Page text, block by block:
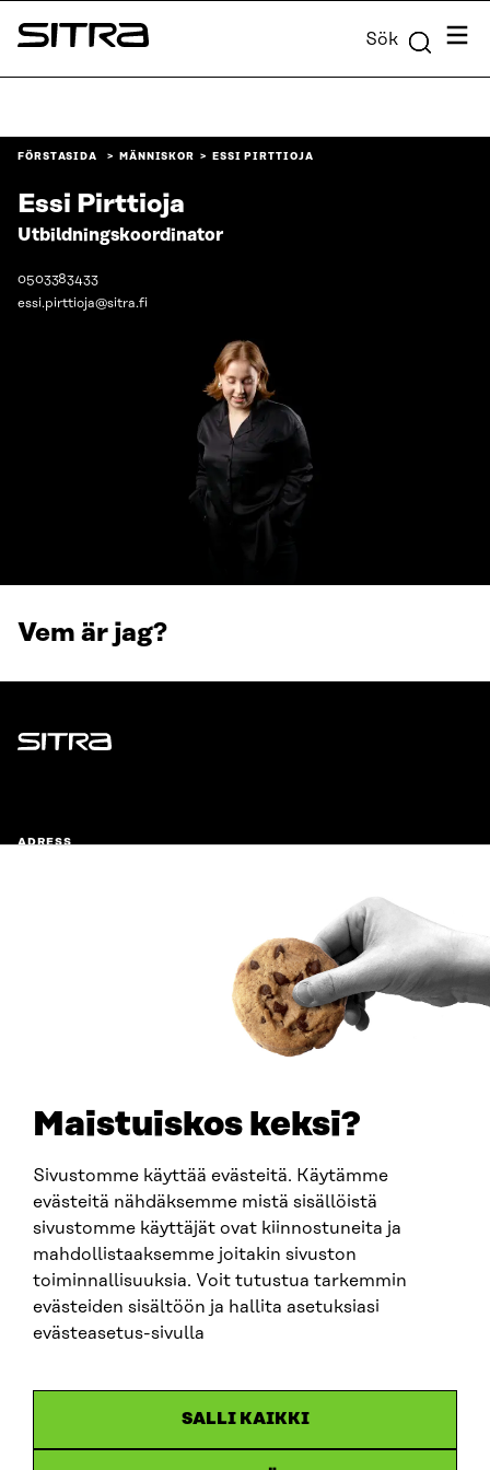
Maistuiskos keksi?
Sivustomme käyttää evästeitä. Käytämme
evästeitä nähdäksemme mistä sisällöistä
sivustomme käyttäjät ovat kiinnostuneita ja
mahdollistaaksemme joitakin sivuston
toiminnallisuuksia. Voit tutustua tarkemmin
evästeiden sisältöön ja hallita asetuksiasi
evästeasetus-sivulla
SALLI KAIKKI
Skip to
content
Sitra Sök Meny
FÖRSTASIDA MÄNNISKOR ESSI PIRTTIOJA
Essi Pirttioja
Utbildningskoordinator
0503383433
essi.pirttioja@sitra.fi
Vem är jag?
Sitra
ADRESS
fornamn.efternamn@sitra.fi
SITRA PÅ SOCIALA MEDIER
LinkedIn
Instagram
YouTube